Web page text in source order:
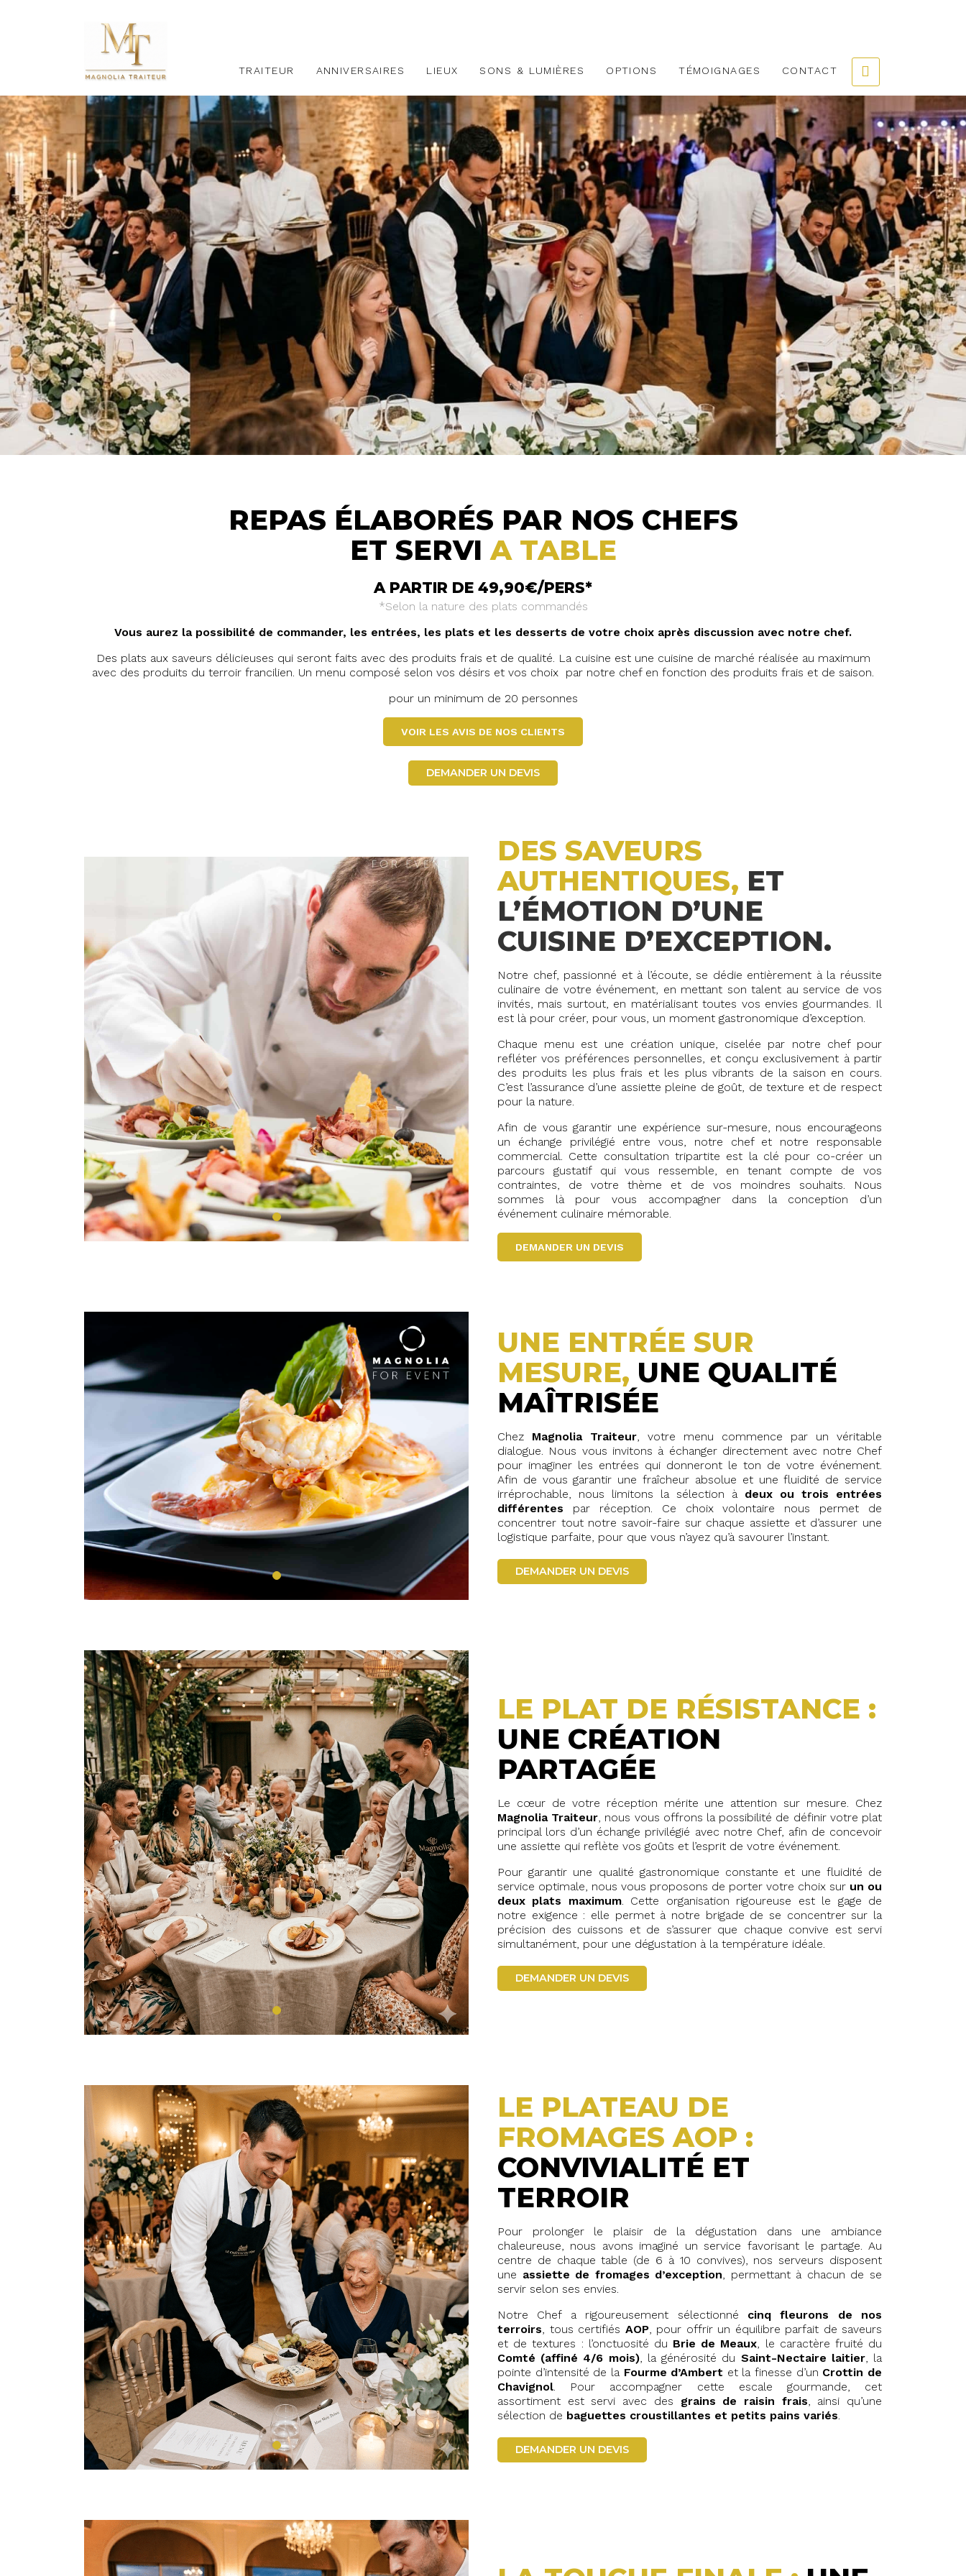
TRAITEUR ANNIVERSAIRES LIEUX SONS & LUMIÈRES OPTIONS TÉMOIGNAGES CONTACT
REPAS ÉLABORÉS PAR NOS CHEFS
ET SERVI A TABLE
A PARTIR DE 49,90€/PERS*
*Selon la nature des plats commandés
Vous aurez la possibilité de commander, les entrées, les plats et les desserts de votre choix après discussion avec notre chef.
Des plats aux saveurs délicieuses qui seront faits avec des produits frais et de qualité. La cuisine est une cuisine de marché réalisée au maximum
avec des produits du terroir francilien. Un menu composé selon vos désirs et vos choix par notre chef en fonction des produits frais et de saison.
pour un minimum de 20 personnes
VOIR LES AVIS DE NOS CLIENTS
DEMANDER UN DEVIS
DES SAVEURS
AUTHENTIQUES, ET
L’ÉMOTION D’UNE
CUISINE D’EXCEPTION.
Notre chef, passionné et à l’écoute, se dédie entièrement à la réussite
culinaire de votre événement, en mettant son talent au service de vos
invités, mais surtout, en matérialisant toutes vos envies gourmandes. Il
est là pour créer, pour vous, un moment gastronomique d’exception.
Chaque menu est une création unique, ciselée par notre chef pour
refléter vos préférences personnelles, et conçu exclusivement à partir
des produits les plus frais et les plus vibrants de la saison en cours.
C’est l’assurance d’une assiette pleine de goût, de texture et de respect
pour la nature.
Afin de vous garantir une expérience sur-mesure, nous encourageons
un échange privilégié entre vous, notre chef et notre responsable
commercial. Cette consultation tripartite est la clé pour co-créer un
parcours gustatif qui vous ressemble, en tenant compte de vos
contraintes, de votre thème et de vos moindres souhaits. Nous
sommes là pour vous accompagner dans la conception d’un
événement culinaire mémorable.
DEMANDER UN DEVIS
UNE ENTRÉE SUR
MESURE, UNE QUALITÉ
MAÎTRISÉE
Chez Magnolia Traiteur, votre menu commence par un véritable
dialogue. Nous vous invitons à échanger directement avec notre Chef
pour imaginer les entrées qui donneront le ton de votre événement.
Afin de vous garantir une fraîcheur absolue et une fluidité de service
irréprochable, nous limitons la sélection à deux ou trois entrées
différentes par réception. Ce choix volontaire nous permet de
concentrer tout notre savoir-faire sur chaque assiette et d’assurer une
logistique parfaite, pour que vous n’ayez qu’à savourer l’instant.
DEMANDER UN DEVIS
LE PLAT DE RÉSISTANCE :
UNE CRÉATION
PARTAGÉE
Le cœur de votre réception mérite une attention sur mesure. Chez
Magnolia Traiteur, nous vous offrons la possibilité de définir votre plat
principal lors d’un échange privilégié avec notre Chef, afin de concevoir
une assiette qui reflète vos goûts et l’esprit de votre événement.
Pour garantir une qualité gastronomique constante et une fluidité de
service optimale, nous vous proposons de porter votre choix sur un ou
deux plats maximum. Cette organisation rigoureuse est le gage de
notre exigence : elle permet à notre brigade de se concentrer sur la
précision des cuissons et de s’assurer que chaque convive est servi
simultanément, pour une dégustation à la température idéale.
DEMANDER UN DEVIS
LE PLATEAU DE
FROMAGES AOP :
CONVIVIALITÉ ET
TERROIR
Pour prolonger le plaisir de la dégustation dans une ambiance
chaleureuse, nous avons imaginé un service favorisant le partage. Au
centre de chaque table (de 6 à 10 convives), nos serveurs disposent
une assiette de fromages d’exception, permettant à chacun de se
servir selon ses envies.
Notre Chef a rigoureusement sélectionné cinq fleurons de nos
terroirs, tous certifiés AOP, pour offrir un équilibre parfait de saveurs
et de textures : l’onctuosité du Brie de Meaux, le caractère fruité du
Comté (affiné 4/6 mois), la générosité du Saint-Nectaire laitier, la
pointe d’intensité de la Fourme d’Ambert et la finesse d’un Crottin de
Chavignol. Pour accompagner cette escale gourmande, cet
assortiment est servi avec des grains de raisin frais, ainsi qu’une
sélection de baguettes croustillantes et petits pains variés.
DEMANDER UN DEVIS